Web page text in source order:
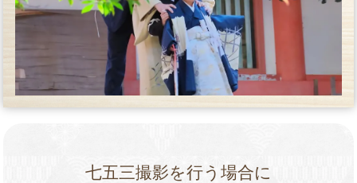
七五三撮影を行う場合に